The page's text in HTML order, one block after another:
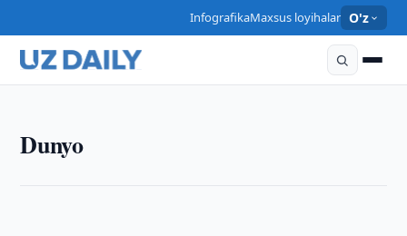
InfografikaMaxsus loyihalar O'z
Dunyo
IATA: 2025-yil sentabr oyida yo‘lovchi va yuk tashish
hajmi o‘sishda davom etdi